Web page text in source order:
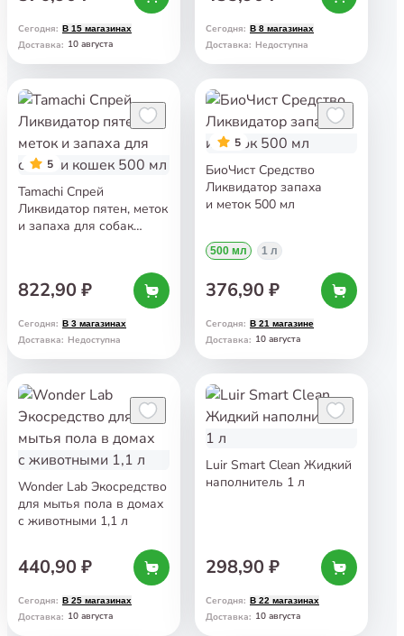
Сегодня: В 15 магазинах
Доставка: 10 августа
Сегодня: В 8 магазинах
Доставка: Недоступна
5
Tamachi Спрей
Ликвидатор пятен, меток
и запаха для собак
822,90 ₽
Сегодня: В 3 магазинах
Доставка: Недоступна
5
БиоЧист Средство
Ликвидатор запаха
и меток 500 мл
500 мл 1 л
376,90 ₽
Сегодня: В 21 магазине
Доставка: 10 августа
Wonder Lab Экосредство
для мытья пола в домах
с животными 1,1 л
440,90 ₽
Сегодня: В 25 магазинах
Доставка: 10 августа
Luir Smart Clean Жидкий
наполнитель 1 л
298,90 ₽
Сегодня: В 22 магазинах
Доставка: 10 августа